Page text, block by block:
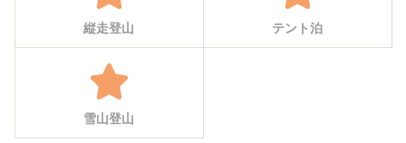
縦走登山 テント泊
雪山登山